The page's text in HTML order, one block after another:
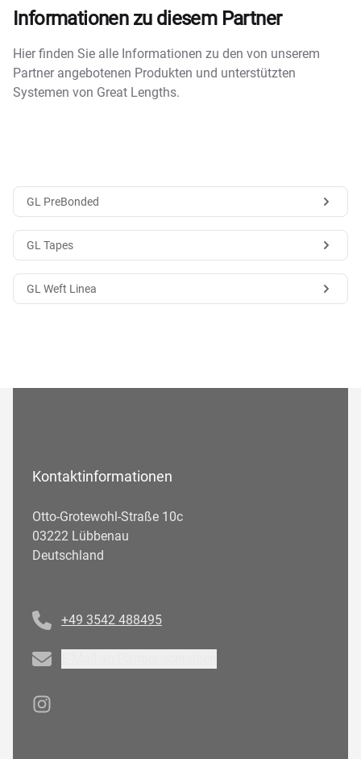
Informationen zu diesem Partner
Hier finden Sie alle Informationen zu den von unserem
Partner angebotenen Produkten und unterstützten
Systemen von Great Lengths.
GL PreBonded
GL Tapes
GL Weft Linea
Kontaktinformationen
Otto-Grotewohl-Straße 10c
03222 Lübbenau
Deutschland
+49 3542 488495
Email
Instagram